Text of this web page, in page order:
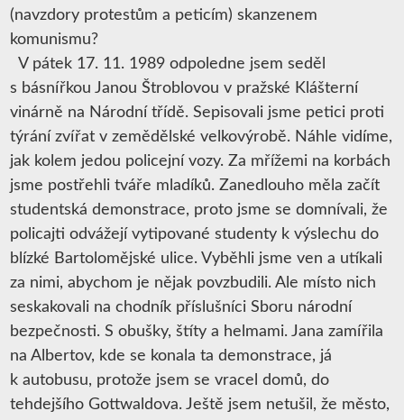
(navzdory protestům a peticím) skanzenem
komunismu?
V pátek 17. 11. 1989 odpoledne jsem seděl
s básnířkou Janou Štroblovou v pražské Klášterní
vinárně na Národní třídě. Sepisovali jsme petici proti
týrání zvířat v zemědělské velkovýrobě. Náhle vidíme,
jak kolem jedou policejní vozy. Za mřížemi na korbách
jsme postřehli tváře mladíků. Zanedlouho měla začít
studentská demonstrace, proto jsme se domnívali, že
policajti odvážejí vytipované studenty k výslechu do
blízké Bartolomějské ulice. Vyběhli jsme ven a utíkali
za nimi, abychom je nějak povzbudili. Ale místo nich
seskakovali na chodník příslušníci Sboru národní
bezpečnosti. S obušky, štíty a helmami. Jana zamířila
na Albertov, kde se konala ta demonstrace, já
k autobusu, protože jsem se vracel domů, do
tehdejšího Gottwaldova. Ještě jsem netušil, že město,